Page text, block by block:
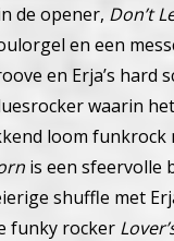
de opener, Don’t
en een
en Erja’s hard
waarin
loom funkrock
is een sfeervolle
shuffle met
funky rocker